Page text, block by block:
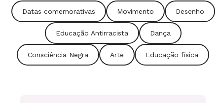
Datas comemorativas Movimento Desenho
Educação Antirracista Dança
Consciência Negra Arte Educação física